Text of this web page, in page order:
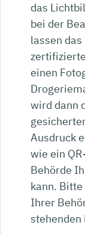
das
bei der
lassen
einen
wird dann
Ausdruck
wie ein
Behörde
kann.
Ihrer